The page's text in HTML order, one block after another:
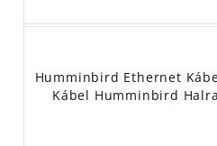
Humminbird Ethernet
Kábel Humminbird